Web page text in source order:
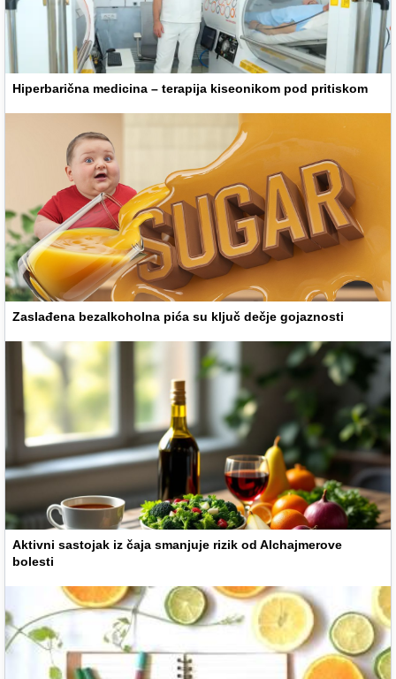
Hiperbarična medicina – terapija kiseonikom pod pritiskom
Zaslađena bezalkoholna pića su ključ dečje gojaznosti
Aktivni sastojak iz čaja smanjuje rizik od Alchajmerove
bolesti